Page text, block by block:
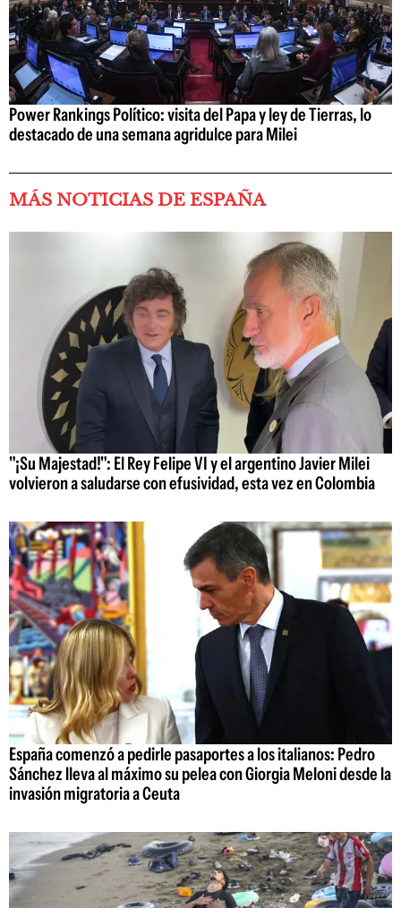
Power Rankings Político: visita del Papa y ley de Tierras, lo
destacado de una semana agridulce para Milei
MÁS NOTICIAS DE ESPAÑA
"¡Su Majestad!": El Rey Felipe VI y el argentino Javier Milei
volvieron a saludarse con efusividad, esta vez en Colombia
España comenzó a pedirle pasaportes a los italianos: Pedro
Sánchez lleva al máximo su pelea con Giorgia Meloni desde la
invasión migratoria a Ceuta